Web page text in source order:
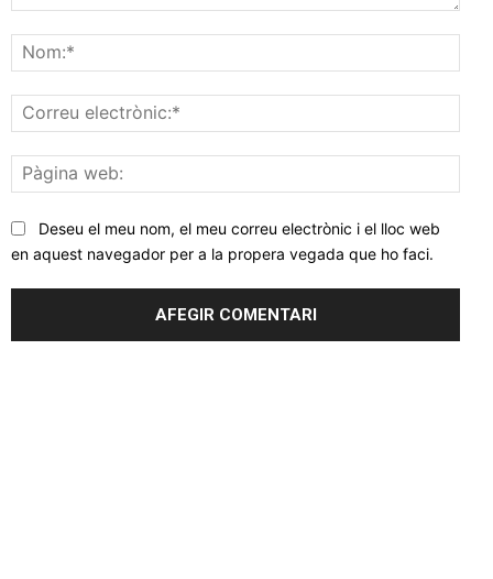
web:
Deseu el meu nom, el meu correu electrònic i el lloc web
en aquest navegador per a la propera vegada que ho faci.